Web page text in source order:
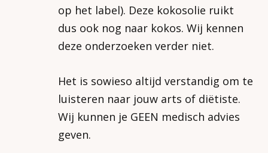
op het label). Deze kokosolie ruikt
dus ook nog naar kokos. Wij kennen
deze onderzoeken verder niet.
Het is sowieso altijd verstandig om te
luisteren naar jouw arts of diëtiste.
Wij kunnen je GEEN medisch advies
geven.